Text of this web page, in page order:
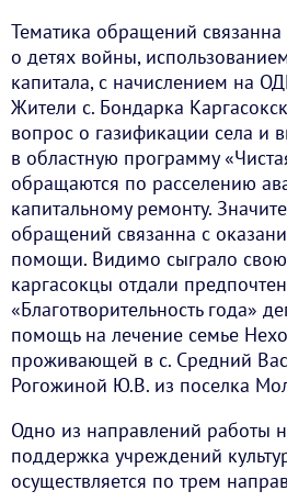
Тематика обращений
о детях войны,
капитала, с начислением на
Жители с. Бондарка
вопрос о газификации села и
в областную программу
обращаются по расселению
капитальному ремонту.
обращений связанна с
помощи. Видимо сыграло свою
каргасокцы отдали
«Благотворительность года»
помощь на лечение семье
проживающей в с. Средний
Рогожиной Ю.В. из поселка
Одно из направлений работы
поддержка учреждений
осуществляется по трем